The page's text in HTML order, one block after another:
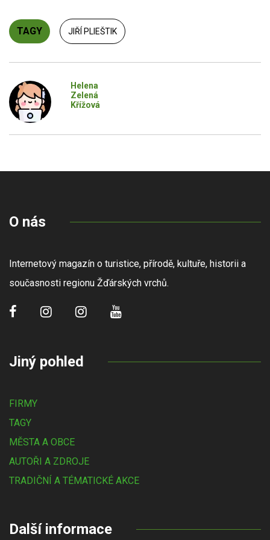
TAGY JIŘÍ PLIEŠTIK
Helena
Zelená
Křížová
O nás
Internetový magazín o turistice, přírodě, kultuře, historii a
současnosti regionu Žďárských vrchů.
Jiný pohled
FIRMY
TAGY
MĚSTA A OBCE
AUTOŘI A ZDROJE
TRADIČNÍ A TÉMATICKÉ AKCE
Další informace